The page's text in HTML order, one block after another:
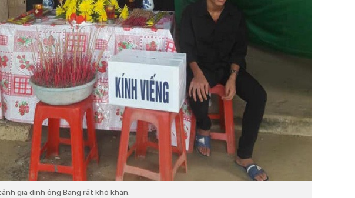
gia đình ông Bang rất khó khăn.